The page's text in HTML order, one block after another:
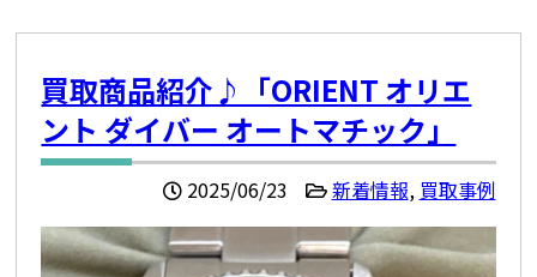
買取商品紹介♪「ORIENT オリエ
ント ダイバー オートマチック」
2025/06/23 新着情報, 買取事例